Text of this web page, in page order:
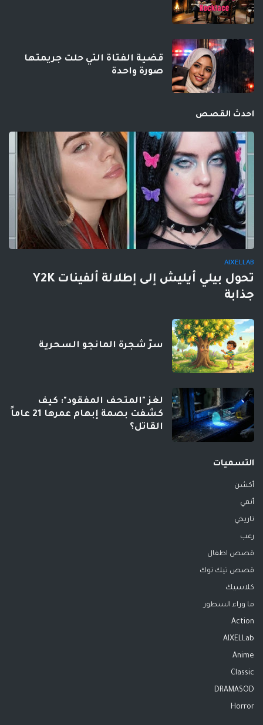
قضية الفتاة التي حلت جريمتها
صورة واحدة
احدث القصص
AIXELLAB
تحول بيلي أيليش إلى إطلالة ألفينات Y2K
جذابة
سرّ شجرة المانجو السحرية
لغز "المتحف المفقود": كيف
كشفت بصمة إبهام عمرها 21 عاماً
القاتل؟
التسميات
أكشن
أنمي
تاريخي
رعب
قصص اطفال
قصص تيك توك
كلاسيك
ما وراء السطور
Action
AIXELLab
Anime
Classic
DRAMASOD
Horror